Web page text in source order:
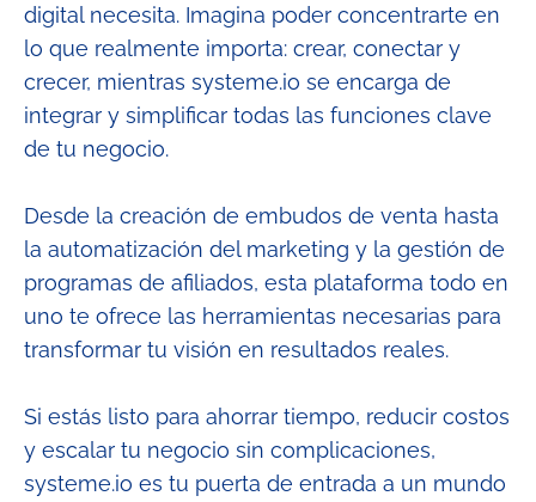
digital necesita. Imagina poder concentrarte en
lo que realmente importa: crear, conectar y
crecer, mientras systeme.io se encarga de
integrar y simplificar todas las funciones clave
de tu negocio.
Desde la creación de embudos de venta hasta
la automatización del marketing y la gestión de
programas de afiliados, esta plataforma todo en
uno te ofrece las herramientas necesarias para
transformar tu visión en resultados reales.
Si estás listo para ahorrar tiempo, reducir costos
y escalar tu negocio sin complicaciones,
systeme.io es tu puerta de entrada a un mundo